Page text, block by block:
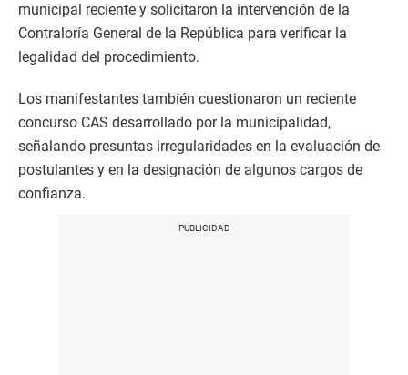
municipal reciente y solicitaron la intervención de la
Contraloría General de la República para verificar la
legalidad del procedimiento.
Los manifestantes también cuestionaron un reciente
concurso CAS desarrollado por la municipalidad,
señalando presuntas irregularidades en la evaluación de
postulantes y en la designación de algunos cargos de
confianza.